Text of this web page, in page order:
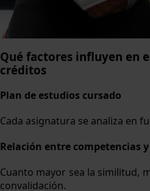
Qué factores influyen en
créditos
Plan de estudios cursado
Cada asignatura se analiza en
Relación entre competencias
Cuanto mayor sea la similitud,
convalidación.